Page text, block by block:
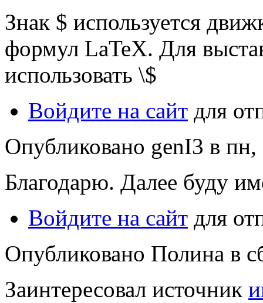
Знак $ используется
формул LaTeX. Для
использовать \$
Войдите на сайт для
Опубликовано genI3 в
Благодарю. Далее буду
Войдите на сайт для
Опубликовано Полина в
Заинтересовал источник